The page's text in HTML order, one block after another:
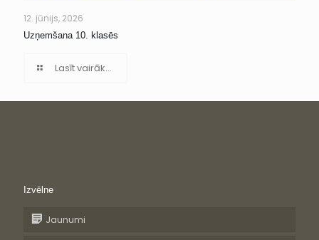
12. jūnijs, 2026
Uzņemšana 10. klasēs
Lasīt vairāk...
Izvēlne
Jaunumi